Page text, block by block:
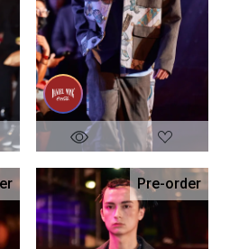
Pre-order